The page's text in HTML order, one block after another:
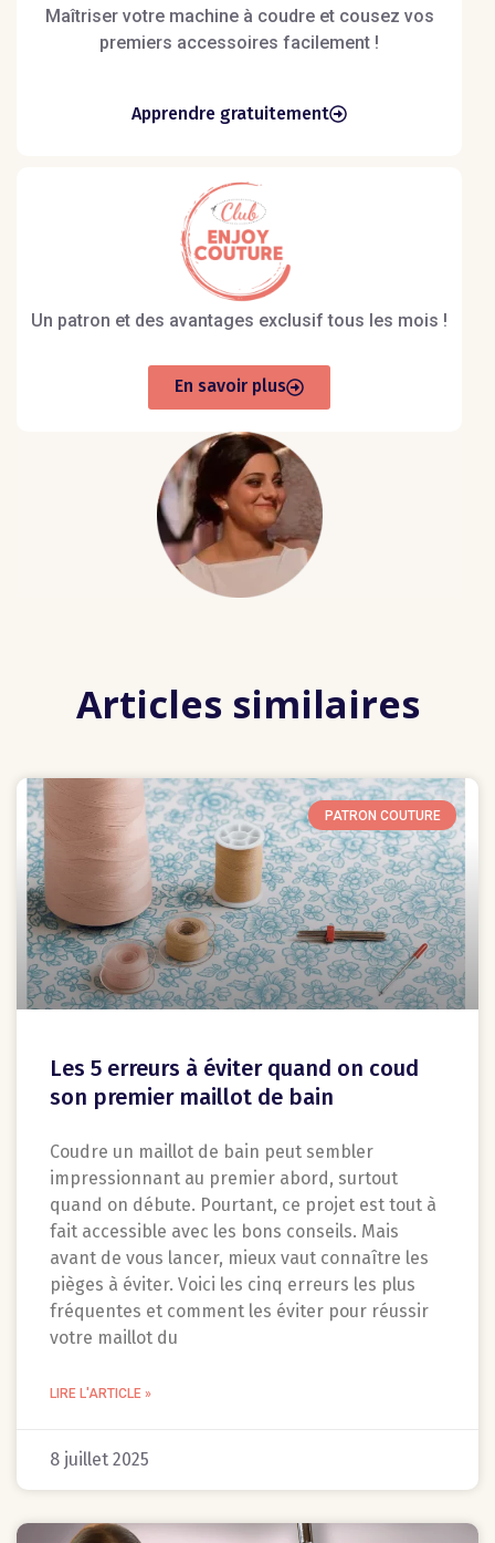
Maîtriser votre machine à coudre et cousez vos
premiers accessoires facilement !
Apprendre gratuitement
Un patron et des avantages exclusif tous les mois !
En savoir plus
Articles similaires
PATRON COUTURE
Les 5 erreurs à éviter quand on coud
son premier maillot de bain
Coudre un maillot de bain peut sembler
impressionnant au premier abord, surtout
quand on débute. Pourtant, ce projet est tout à
fait accessible avec les bons conseils. Mais
avant de vous lancer, mieux vaut connaître les
pièges à éviter. Voici les cinq erreurs les plus
fréquentes et comment les éviter pour réussir
votre maillot du
LIRE L'ARTICLE »
8 juillet 2025